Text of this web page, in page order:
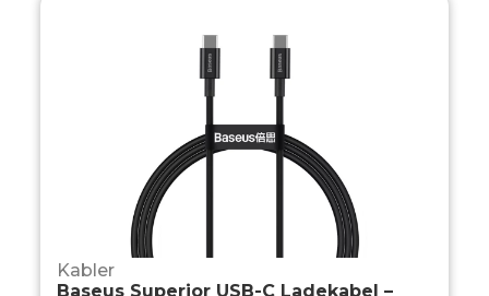
Kabler
Baseus Superior USB-C Ladekabel –